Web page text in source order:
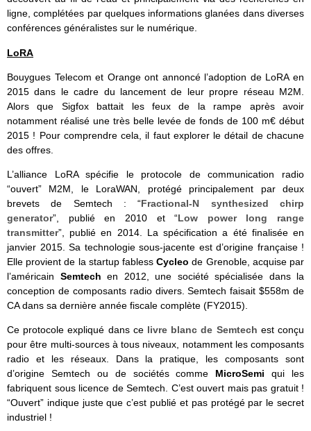
ligne, complétées par quelques informations glanées dans diverses
conférences généralistes sur le numérique.
LoRA
Bouygues Telecom et Orange ont annoncé l’adoption de LoRA en
2015 dans le cadre du lancement de leur propre réseau M2M.
Alors que Sigfox battait les feux de la rampe après avoir
notamment réalisé une très belle levée de fonds de 100 m€ début
2015 ! Pour comprendre cela, il faut explorer le détail de chacune
des offres.
L’alliance LoRA spécifie le protocole de communication radio
“ouvert” M2M, le LoraWAN, protégé principalement par deux
brevets de Semtech : “Fractional-N synthesized chirp
generator”, publié en 2010 et “Low power long range
transmitter”, publié en 2014. La spécification a été finalisée en
janvier 2015. Sa technologie sous-jacente est d’origine française !
Elle provient de la startup fablessCycleode Grenoble, acquise par
l’américain Semtech en 2012, une société spécialisée dans la
conception de composants radio divers. Semtech faisait $558m de
CA dans sa dernière année fiscale complète (FY2015).
Ce protocole expliqué dans ce livre blanc de Semtech est conçu
pour être multi-sources à tous niveaux, notamment les composants
radio et les réseaux. Dans la pratique, les composants sont
d’origine Semtech ou de sociétés comme MicroSemiqui les
fabriquent sous licence de Semtech. C’est ouvert mais pas gratuit !
“Ouvert” indique juste que c’est publié et pas protégé par le secret
industriel !